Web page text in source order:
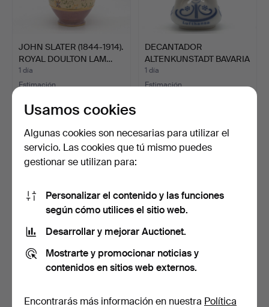
JOHN SLATER (1844-1914).
ROYAL DOULTON LAM…
1 día
Estimación
DECANTADOR
ALTENKUNSTADT BAVARIA
CON MOTIV…
1 día
Estimación
TAZA CON TAPA IMPERIO
ANTIGUA EN BLANCO Y …
93 USD
PORCELANA ARTÍSTICA
METZLER & ORTLOFF,
GAN…
1 día
93 USD
Usamos cookies
Algunas cookies son necesarias para utilizar el
servicio. Las cookies que tú mismo puedes
gestionar se utilizan para:
Personalizar el contenido y las funciones
según cómo utilices el sitio web.
Desarrollar y mejorar Auctionet.
Mostrarte y promocionar noticias y
contenidos en sitios web externos.
Encontrarás más información en nuestra Política